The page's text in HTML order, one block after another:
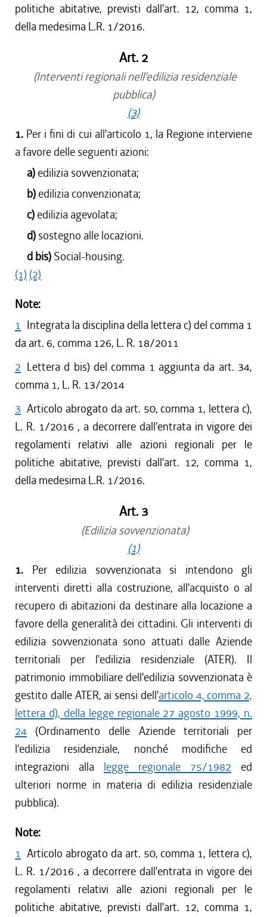
politiche abitative, previsti dall'art. 12, comma 1,
della medesima L.R. 1/2016.
Art. 2
(Interventi regionali nell'edilizia residenziale
pubblica)
(3)
1. Per i fini di cui all'articolo 1, la Regione interviene
a favore delle seguenti azioni:
a) edilizia sovvenzionata;
b) edilizia convenzionata;
c) edilizia agevolata;
d) sostegno alle locazioni.
d bis) Social-housing.
(1) (2)
Note:
1 Integrata la disciplina della lettera c) del comma 1
da art. 6, comma 126, L. R. 18/2011
2 Lettera d bis) del comma 1 aggiunta da art. 34,
comma 1, L. R. 13/2014
3 Articolo abrogato da art. 50, comma 1, lettera c),
L. R. 1/2016 , a decorrere dall'entrata in vigore dei
regolamenti relativi alle azioni regionali per le
politiche abitative, previsti dall'art. 12, comma 1,
della medesima L.R. 1/2016.
Art. 3
(Edilizia sovvenzionata)
(1)
1. Per edilizia sovvenzionata si intendono gli
interventi diretti alla costruzione, all'acquisto o al
recupero di abitazioni da destinare alla locazione a
favore della generalità dei cittadini. Gli interventi di
edilizia sovvenzionata sono attuati dalle Aziende
territoriali per l'edilizia residenziale (ATER). Il
patrimonio immobiliare dell'edilizia sovvenzionata è
gestito dalle ATER, ai sensi dell'articolo 4, comma 2,
lettera d), della legge regionale 27 agosto 1999, n.
24 (Ordinamento delle Aziende territoriali per
l'edilizia residenziale, nonché modifiche ed
integrazioni alla legge regionale 75/1982 ed
ulteriori norme in materia di edilizia residenziale
pubblica).
Note:
1 Articolo abrogato da art. 50, comma 1, lettera c),
L. R. 1/2016 , a decorrere dall'entrata in vigore dei
regolamenti relativi alle azioni regionali per le
politiche abitative, previsti dall'art. 12, comma 1,